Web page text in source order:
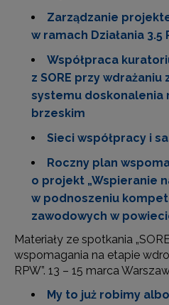
Zarządzanie
w ramach Działania 3.5
Współpraca
z SORE przy
systemu doskonalenia
brzeskim
Sieci współpracy i
Roczny plan
o projekt „Wspieranie
w podnoszeniu
zawodowych w
Materiały ze spotkania
wspomagania na etapie
RPW”. 13 – 15 marca
My to już robimy